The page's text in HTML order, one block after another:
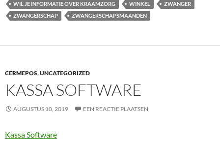
WIL JE INFORMATIE OVER KRAAMZORG
WINKEL
ZWANGER
ZWANGERSCHAP
ZWANGERSCHAPSMAANDEN
CERMEPOS,UNCATEGORIZED
KASSA SOFTWARE
AUGUSTUS 10, 2019 EEN REACTIE PLAATSEN
Kassa Software